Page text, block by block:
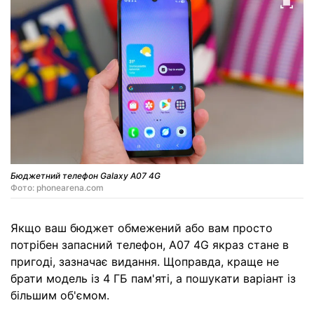
Бюджетний телефон Galaxy A07 4G
Фото: phonearena.com
Якщо ваш бюджет обмежений або вам просто
потрібен запасний телефон, A07 4G якраз стане в
пригоді, зазначає видання. Щоправда, краще не
брати модель із 4 ГБ пам'яті, а пошукати варіант із
більшим об'ємом.